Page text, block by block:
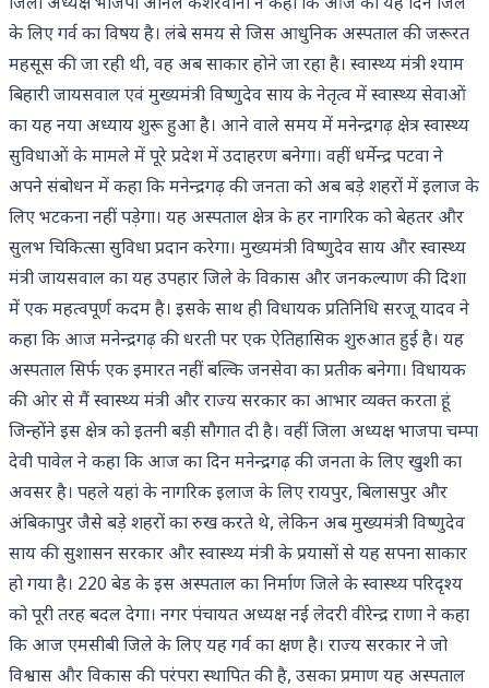
जिला अध्यक्ष भाजपा अनिल केशरवानी ने कहा कि आज का यह दिन जिले
के लिए गर्व का विषय है। लंबे समय से जिस आधुनिक अस्पताल की जरूरत
महसूस की जा रही थी, वह अब साकार होने जा रहा है। स्वास्थ्य मंत्री श्याम
बिहारी जायसवाल एवं मुख्यमंत्री विष्णुदेव साय के नेतृत्व में स्वास्थ्य सेवाओं
का यह नया अध्याय शुरू हुआ है। आने वाले समय में मनेन्द्रगढ़ क्षेत्र स्वास्थ्य
सुविधाओं के मामले में पूरे प्रदेश में उदाहरण बनेगा। वहीं धर्मेन्द्र पटवा ने
अपने संबोधन में कहा कि मनेन्द्रगढ़ की जनता को अब बड़े शहरों में इलाज के
लिए भटकना नहीं पड़ेगा। यह अस्पताल क्षेत्र के हर नागरिक को बेहतर और
सुलभ चिकित्सा सुविधा प्रदान करेगा। मुख्यमंत्री विष्णुदेव साय और स्वास्थ्य
मंत्री जायसवाल का यह उपहार जिले के विकास और जनकल्याण की दिशा
में एक महत्वपूर्ण कदम है। इसके साथ ही विधायक प्रतिनिधि सरजू यादव ने
कहा कि आज मनेन्द्रगढ़ की धरती पर एक ऐतिहासिक शुरुआत हुई है। यह
अस्पताल सिर्फ एक इमारत नहीं बल्कि जनसेवा का प्रतीक बनेगा। विधायक
की ओर से मैं स्वास्थ्य मंत्री और राज्य सरकार का आभार व्यक्त करता हूं
जिन्होंने इस क्षेत्र को इतनी बड़ी सौगात दी है। वहीं जिला अध्यक्ष भाजपा चम्पा
देवी पावेल ने कहा कि आज का दिन मनेन्द्रगढ़ की जनता के लिए खुशी का
अवसर है। पहले यहां के नागरिक इलाज के लिए रायपुर, बिलासपुर और
अंबिकापुर जैसे बड़े शहरों का रुख करते थे, लेकिन अब मुख्यमंत्री विष्णुदेव
साय की सुशासन सरकार और स्वास्थ्य मंत्री के प्रयासों से यह सपना साकार
हो गया है। 220 बेड के इस अस्पताल का निर्माण जिले के स्वास्थ्य परिदृश्य
को पूरी तरह बदल देगा। नगर पंचायत अध्यक्ष नई लेदरी वीरेन्द्र राणा ने कहा
कि आज एमसीबी जिले के लिए यह गर्व का क्षण है। राज्य सरकार ने जो
विश्वास और विकास की परंपरा स्थापित की है, उसका प्रमाण यह अस्पताल